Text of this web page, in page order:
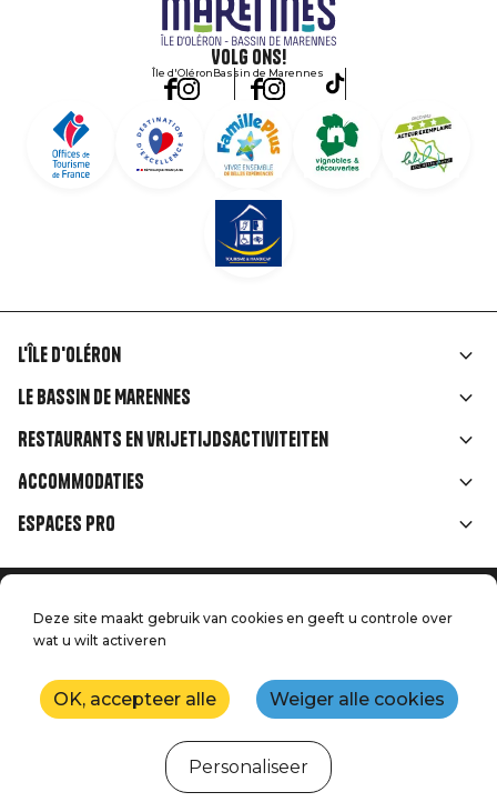
Volg ons!
Île d'OléronBassin de Marennes
Liens
rubriques
L'île d'Oléron
Le Bassin de Marennes
Restaurants en vrijetijdsactiviteiten
Accommodaties
Espaces Pro
Menu
de
Juridische informatie
Druk op
Neem contact met ons op
Kaart
Productie: StudioJuillet
Deze site maakt gebruik van cookies en geeft u controle over
wat u wilt activeren
OK, accepteer alle Weiger alle cookies
Personaliseer